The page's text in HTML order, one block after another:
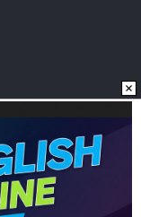
yazı, haber ve
ve Rek. Tic. A.Ş'ye